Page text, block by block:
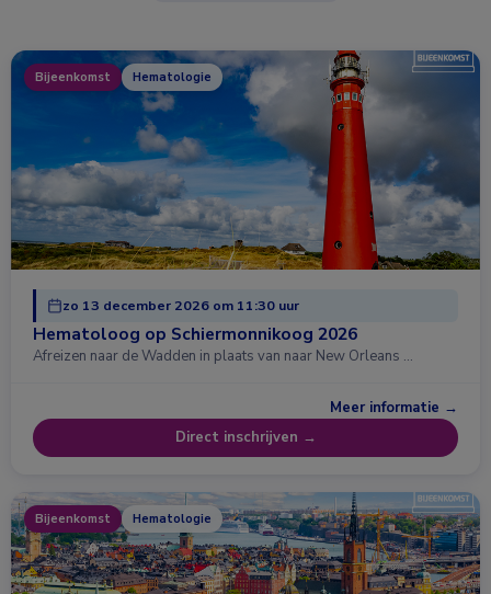
Bijeenkomst Hematologie
zo 13 december 2026 om 11:30 uur
Hematoloog op Schiermonnikoog 2026
Afreizen naar de Wadden in plaats van naar New Orleans …
Meer informatie →
Direct inschrijven →
Bijeenkomst Hematologie